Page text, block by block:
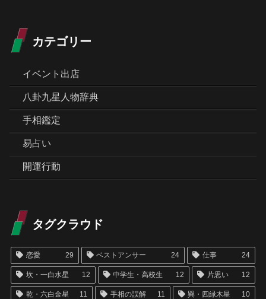
カテゴリー
イベント出店
八卦九星人物辞典
手相鑑定
易占い
開運行動
タグクラウド
恋愛 29 ベストアンサー 24 仕事 24
坎・一白水星 12 中学生・高校生 12 片思い 12
乾・六白金星 11 手相の誤解 11 巽・四緑木星 10